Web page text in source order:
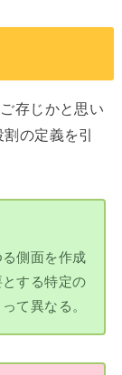
存じかと思い
の定義を引
側面を作成
する特定の
て異なる。